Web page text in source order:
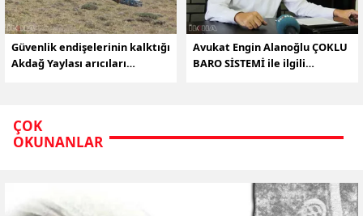
Güvenlik endişelerinin kalktığı
Akdağ Yaylası arıcıları
Avukat Engin Alanoğlu ÇOKLU
BARO SİSTEMİ ile ilgili
ÇOK
OKUNANLAR